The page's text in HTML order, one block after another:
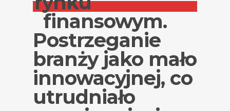
finansowym.
Postrzeganie
branży jako mało
innowacyjnej, co
utrudniało